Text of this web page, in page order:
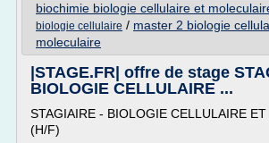
biochimie biologie cellulaire et
biologie cellulaire / master 2 biologie
moleculaire
|STAGE.FR| offre de stage
BIOLOGIE CELLULAIRE ...
STAGIAIRE - BIOLOGIE CELLULAIRE
(H/F)